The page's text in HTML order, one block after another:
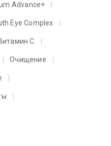
Advance+
Eye Complex
C
Очищение